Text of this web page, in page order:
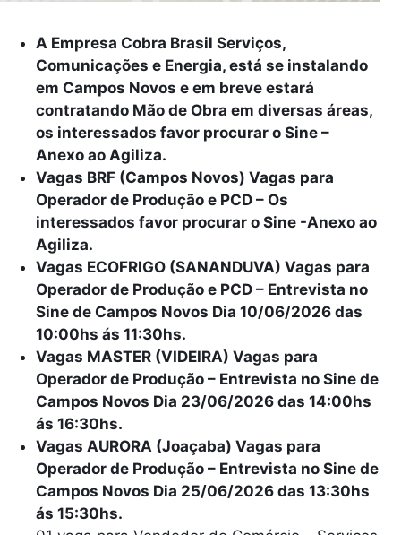
A Empresa Cobra Brasil Serviços,
Comunicações e Energia, está se instalando
em Campos Novos e em breve estará
contratando Mão de Obra em diversas áreas,
os interessados favor procurar o Sine –
Anexo ao Agiliza.
Vagas BRF (Campos Novos) Vagas para
Operador de Produção e PCD – Os
interessados favor procurar o Sine -Anexo ao
Agiliza.
Vagas ECOFRIGO (SANANDUVA) Vagas para
Operador de Produção e PCD – Entrevista no
Sine de Campos Novos Dia 10/06/2026 das
10:00hs ás 11:30hs.
Vagas MASTER (VIDEIRA) Vagas para
Operador de Produção – Entrevista no Sine de
Campos Novos Dia 23/06/2026 das 14:00hs
ás 16:30hs.
Vagas AURORA (Joaçaba) Vagas para
Operador de Produção – Entrevista no Sine de
Campos Novos Dia 25/06/2026 das 13:30hs
ás 15:30hs.